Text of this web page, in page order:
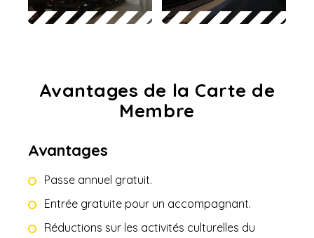
Avantages de la Carte de
Membre
Avantages
Passe annuel gratuit.
Entrée gratuite pour un accompagnant.
Réductions sur les activités culturelles du